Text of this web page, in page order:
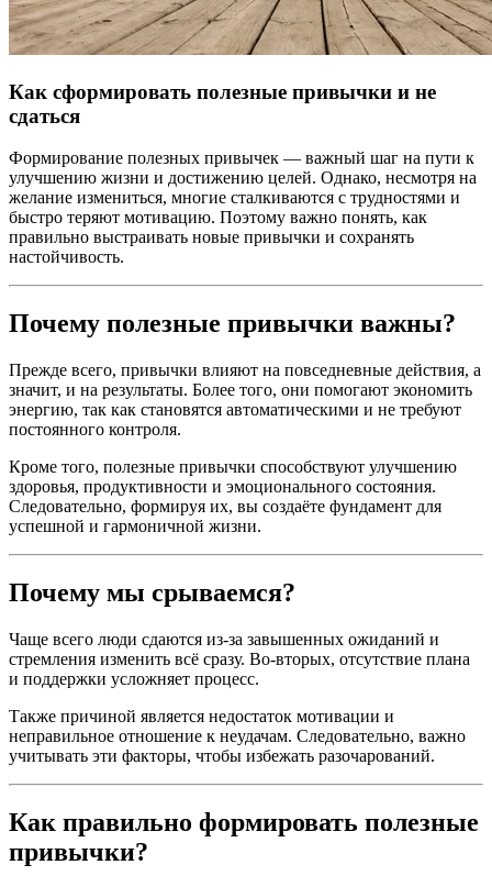
Как сформировать полезные привычки и не
сдаться
Формирование полезных привычек — важный шаг на пути к
улучшению жизни и достижению целей. Однако, несмотря на
желание измениться, многие сталкиваются с трудностями и
быстро теряют мотивацию. Поэтому важно понять, как
правильно выстраивать новые привычки и сохранять
настойчивость.
Почему полезные привычки важны?
Прежде всего, привычки влияют на повседневные действия, а
значит, и на результаты. Более того, они помогают экономить
энергию, так как становятся автоматическими и не требуют
постоянного контроля.
Кроме того, полезные привычки способствуют улучшению
здоровья, продуктивности и эмоционального состояния.
Следовательно, формируя их, вы создаёте фундамент для
успешной и гармоничной жизни.
Почему мы срываемся?
Чаще всего люди сдаются из-за завышенных ожиданий и
стремления изменить всё сразу. Во-вторых, отсутствие плана
и поддержки усложняет процесс.
Также причиной является недостаток мотивации и
неправильное отношение к неудачам. Следовательно, важно
учитывать эти факторы, чтобы избежать разочарований.
Как правильно формировать полезные
привычки?